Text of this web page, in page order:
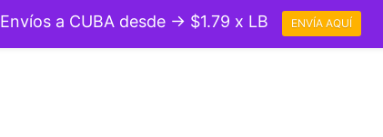
Envíos a CUBA desde → $1.79 x LB ENVÍA AQUÍ